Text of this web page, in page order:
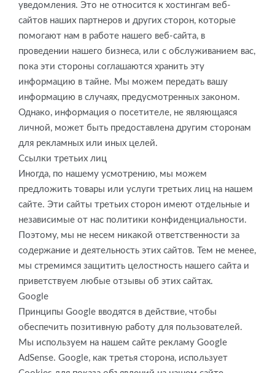
уведомления. Это не относится к хостингам веб-
сайтов наших партнеров и других сторон, которые
помогают нам в работе нашего веб-сайта, в
проведении нашего бизнеса, или с обслуживанием вас,
пока эти стороны соглашаются хранить эту
информацию в тайне. Мы можем передать вашу
информацию в случаях, предусмотренных законом.
Однако, информация о посетителе, не являющаяся
личной, может быть предоставлена другим сторонам
для рекламных или иных целей.
Ссылки третьих лиц
Иногда, по нашему усмотрению, мы можем
предложить товары или услуги третьих лиц на нашем
сайте. Эти сайты третьих сторон имеют отдельные и
независимые от нас политики конфиденциальности.
Поэтому, мы не несем никакой ответственности за
содержание и деятельность этих сайтов. Тем не менее,
мы стремимся защитить целостность нашего сайта и
приветствуем любые отзывы об этих сайтах.
Google
Принципы Google вводятся в действие, чтобы
обеспечить позитивную работу для пользователей.
Мы используем на нашем сайте рекламу Google
AdSense. Google, как третья сторона, использует